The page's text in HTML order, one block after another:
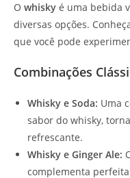
O whisky é uma bebida
diversas opções.
que você pode
Combinações
Whisky e Soda: Uma
sabor do whisky,
refrescante.
Whisky e Ginger Ale:
complementa